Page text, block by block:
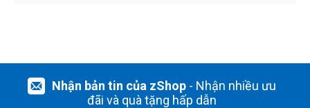
Nhận bản tin của zShop- Nhận nhiều ưu
đãi và quà tặng hấp dẫn